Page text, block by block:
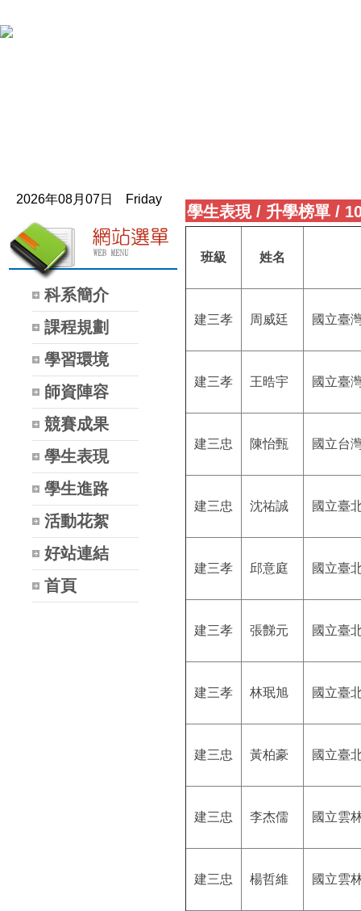
2026年08月07日 Friday
科系簡介
課程規劃
學習環境
師資陣容
競賽成果
學生表現
學生進路
活動花絮
好站連結
首頁
學生表現/ 升學榜單 /
班級 姓名
建三孝 周威廷 國立臺
建三孝 王晧宇 國立臺
建三忠 陳怡甄 國立台
建三忠 沈祐誠 國立臺
建三孝 邱意庭 國立臺
建三孝 張豑元 國立臺
建三孝 林珉旭 國立臺
建三忠 黃柏豪 國立臺
建三忠 李杰儒 國立雲
建三忠 楊哲維 國立雲